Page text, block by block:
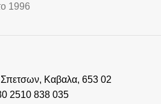
1996
Καβαλα, 653 02
2510 838 035